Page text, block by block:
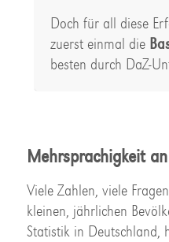
Doch für all diese
zuerst einmal die
besten durch DaZ-
Mehrsprachigkeit
Viele Zahlen, viele
kleinen, jährlichen
Statistik in